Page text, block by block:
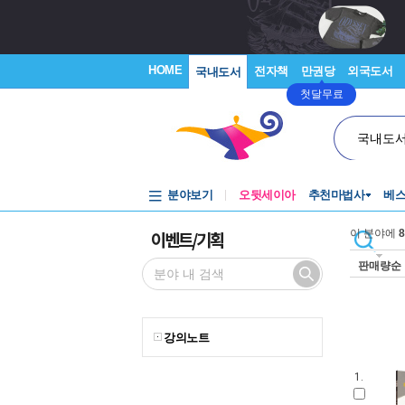
HOME 국내도서 전자책 만권당
첫달무료
외국도서
국내도
분야보기 오뒷세이아 추천마법사 베
이벤트/기획
강의노트
이 분야에
판매량순
1.